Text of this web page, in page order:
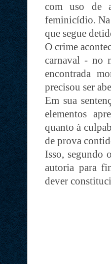
com uso de
feminicídio. Na
que segue
O crime
carnaval - no
encontrada
precisou ser
Em sua
elementos
quanto à
de prova
Isso, segundo
autoria para
dever